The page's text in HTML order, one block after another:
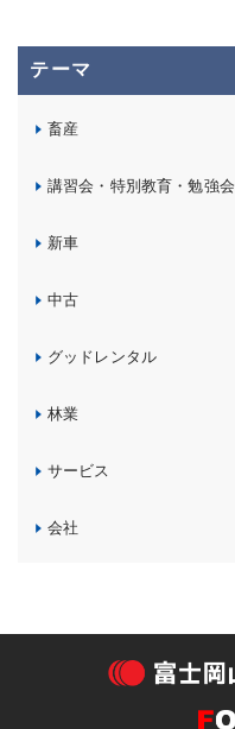
テーマ
畜産
講習会・特別教育・勉強会
新車
中古
グッドレンタル
林業
サービス
会社